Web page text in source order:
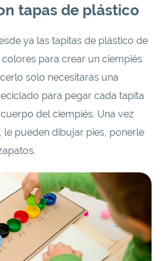
tapas de plástico
ya las tapitas de plástico de
para crear un ciempiés
solo necesitarás una
para pegar cada tapita
del ciempiés. Una vez
le pueden dibujar pies, ponerle